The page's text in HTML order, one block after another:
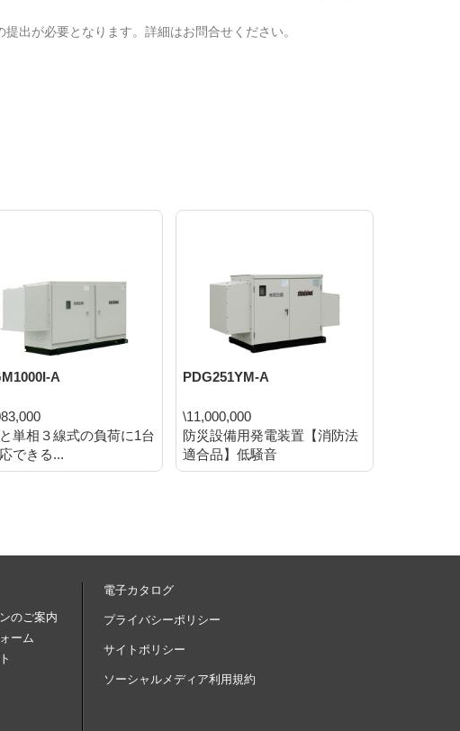
出が必要となります。詳細はお問合せください。
A
単相３線式の負荷に1台
できる...
PDG251YM-A
\11,000,000
防災設備用発電装置【消防法
適合品】低騒音
のご案内
ーム
電子カタログ
プライバシーポリシー
サイトポリシー
ソーシャルメディア利用規約